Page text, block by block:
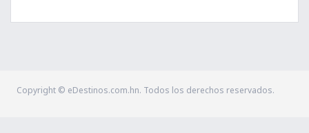
Copyright © eDestinos.com.hn. Todos los derechos reservados.